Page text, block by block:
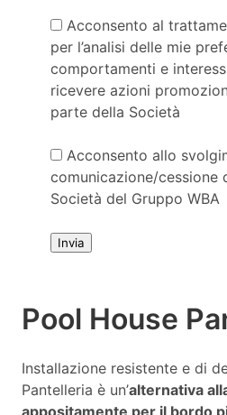
Acconsento al
per l’analisi delle mie
comportamenti e
ricevere azioni
parte della Società
Acconsento allo
comunicazione/cessione
Società del Gruppo WBA
Pool House
Installazione resistente e di
Pantelleria è un’alternativa